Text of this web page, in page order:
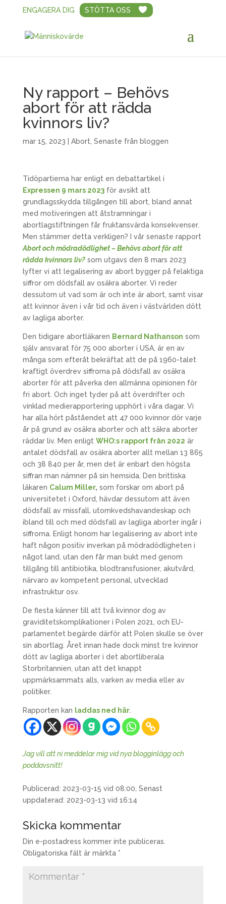
ENGAGERA DIG STÖTTA OSS
Ny rapport – Behövs
abort för att rädda
kvinnors liv?
mar 15, 2023 Abort Senaste från bloggen
Tidöpartierna har enligt en debattartikel i
Expressen 9 mars 2023för avsikt att
grundlagsskydda tillgången till abort, bland annat
med motiveringen att åtstramningar i
abortlagstiftningen får fruktansvärda konsekvenser.
Men stämmer detta verkligen? I vår senaste rapport
Abort och mödradödlighet – Behövs abort för att
rädda kvinnors liv?som utgavs den 8 mars 2023
lyfter vi att legalisering av abort bygger på felaktiga
siffror om dödsfall av osäkra aborter. Vi reder
dessutom ut vad som är och inte är abort, samt visar
att kvinnor även i vår tid och även i västvärlden dött
av lagliga aborter.
Den tidigare abortläkaren Bernard Nathanson som
själv ansvarat för 75 000 aborter i USA, är en av
många som efteråt bekräftat att de på 1960-talet
kraftigt överdrev siffrorna på dödsfall av osäkra
aborter för att påverka den allmänna opinionen för
fri abort. Och inget tyder på att överdrifter och
vinklad medierapportering upphört i våra dagar. Vi
har alla hört påståendet att 47 000 kvinnor dör varje
år på grund av osäkra aborter och att säkra aborter
räddar liv. Men enligt WHO:s rapport från 2022 är
antalet dödsfall av osäkra aborter allt mellan 13 865
och 38 840 per år, men det är enbart den högsta
siffran man nämner på sin hemsida. Den brittiska
läkaren Calum Miller, som forskar om abort på
universitetet i Oxford, hävdar dessutom att även
dödsfall av missfall, utomkvedshavandeskap och
ibland till och med dödsfall av lagliga aborter ingår i
siffrorna. Enligt honom har legalisering av abort inte
haft någon positiv inverkan på mödradödligheten i
något land, utan den får man bukt med genom
tillgång till antibiotika, blodtransfusioner, akutvård,
närvaro av kompetent personal, utvecklad
infrastruktur osv.
De flesta känner till att två kvinnor dog av
graviditetskomplikationer i Polen 2021, och EU-
parlamentet begärde därför att Polen skulle se över
sin abortlag. Året innan hade dock minst tre kvinnor
dött av lagliga aborter i det abortliberala
Storbritannien, utan att det knappt
uppmärksammats alls, varken av media eller av
politiker.
Rapporten kan laddas ned här.
Jag vill att ni meddelar mig vid nya blogginlägg och
poddavsnitt!
Publicerad: 2023-03-15 vid 08:00, Senast
uppdaterad: 2023-03-13 vid 16:14
Skicka kommentar
Din e-postadress kommer inte publiceras.
Obligatoriska fält är märkta *